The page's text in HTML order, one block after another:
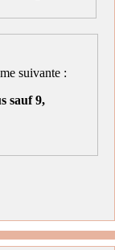
suivante :
sauf 9,